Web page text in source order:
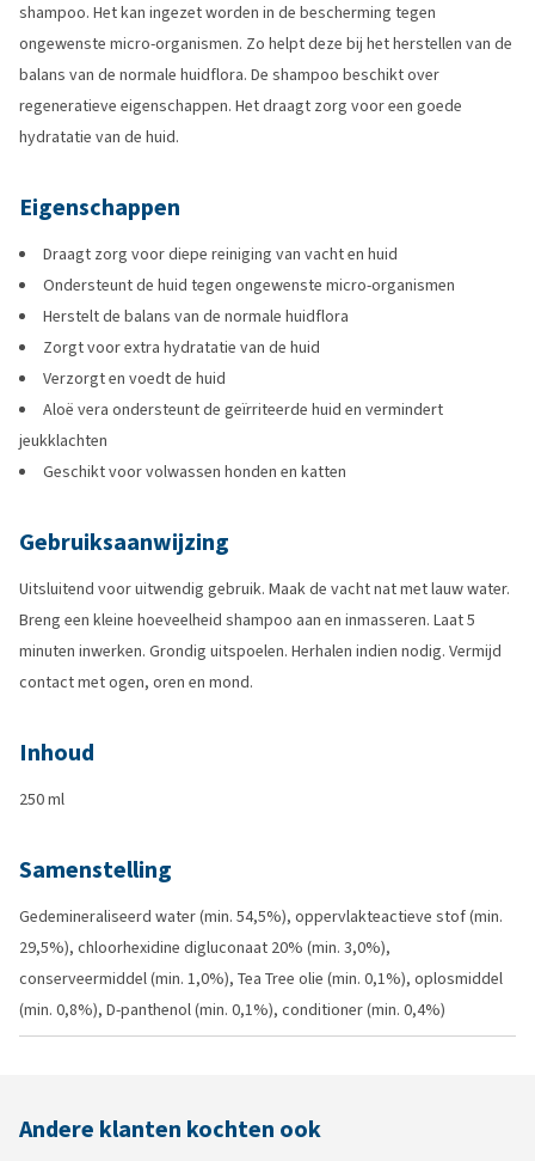
shampoo. Het kan ingezet worden in de bescherming tegen
ongewenste micro-organismen. Zo helpt deze bij het herstellen van de
balans van de normale huidflora. De shampoo beschikt over
regeneratieve eigenschappen. Het draagt zorg voor een goede
hydratatie van de huid.
Eigenschappen
Draagt zorg voor diepe reiniging van vacht en huid
Ondersteunt de huid tegen ongewenste micro-organismen
Herstelt de balans van de normale huidflora
Zorgt voor extra hydratatie van de huid
Verzorgt en voedt de huid
Aloë vera ondersteunt de geïrriteerde huid en vermindert
jeukklachten
Geschikt voor volwassen honden en katten
Gebruiksaanwijzing
Uitsluitend voor uitwendig gebruik. Maak de vacht nat met lauw water.
Breng een kleine hoeveelheid shampoo aan en inmasseren. Laat 5
minuten inwerken. Grondig uitspoelen. Herhalen indien nodig. Vermijd
contact met ogen, oren en mond.
Inhoud
250 ml
Samenstelling
Gedemineraliseerd water (min. 54,5%), oppervlakteactieve stof (min.
29,5%), chloorhexidine digluconaat 20% (min. 3,0%),
conserveermiddel (min. 1,0%), Tea Tree olie (min. 0,1%), oplosmiddel
(min. 0,8%), D-panthenol (min. 0,1%), conditioner (min. 0,4%)
Andere klanten kochten ook